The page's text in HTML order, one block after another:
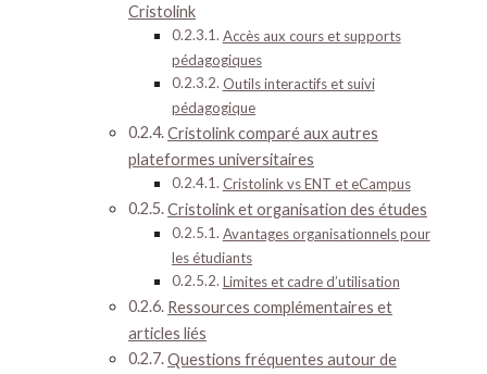
Cristolink
Accès aux cours et supports
pédagogiques
Outils interactifs et suivi
pédagogique
Cristolink comparé aux autres
plateformes universitaires
Cristolink vs ENT et eCampus
Cristolink et organisation des études
Avantages organisationnels pour
les étudiants
Limites et cadre d’utilisation
Ressources complémentaires et
articles liés
Questions fréquentes autour de